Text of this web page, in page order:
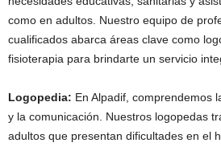
como en adultos. Nuestro equipo de
cualificados abarca áreas clave como
fisioterapia para brindarte un servicio
Logopedia: En Alpadif, comprendemos
y la comunicación. Nuestros logopedas
adultos que presentan dificultades en el